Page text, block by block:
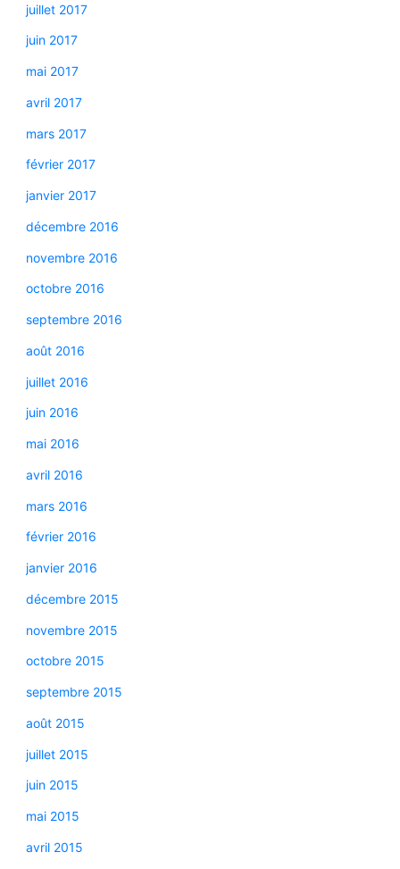
juillet 2017
juin 2017
mai 2017
avril 2017
mars 2017
février 2017
janvier 2017
décembre 2016
novembre 2016
octobre 2016
septembre 2016
août 2016
juillet 2016
juin 2016
mai 2016
avril 2016
mars 2016
février 2016
janvier 2016
décembre 2015
novembre 2015
octobre 2015
septembre 2015
août 2015
juillet 2015
juin 2015
mai 2015
avril 2015